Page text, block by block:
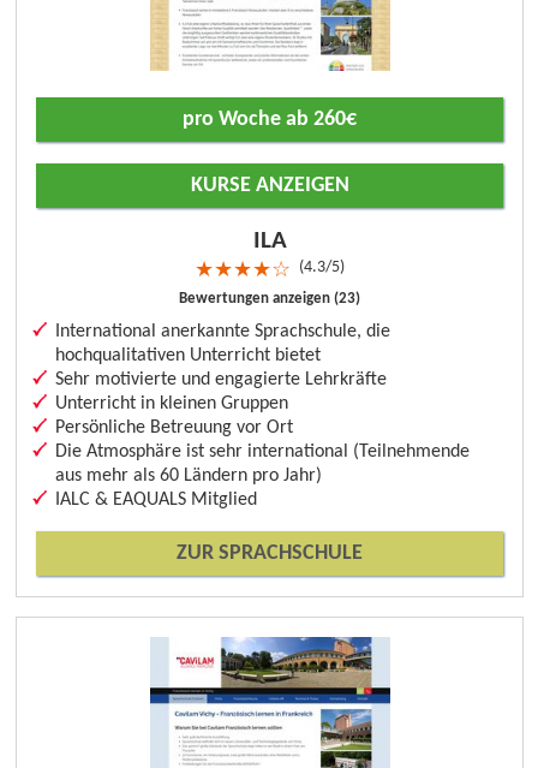
ILA
★★★★☆ 4.3/5
Bewertungen anzeigen (23)
International anerkannte Sprachschule, die
hochqualitativen Unterricht bietet
Sehr motivierte und engagierte Lehrkräfte
Unterricht in kleinen Gruppen
Persönliche Betreuung vor Ort
Die Atmosphäre ist sehr international (Teilnehmende
aus mehr als 60 Ländern pro Jahr)
IALC & EAQUALS Mitglied
ZUR SPRACHSCHULE
pro Woche ab 260€
KURSE ANZEIGEN